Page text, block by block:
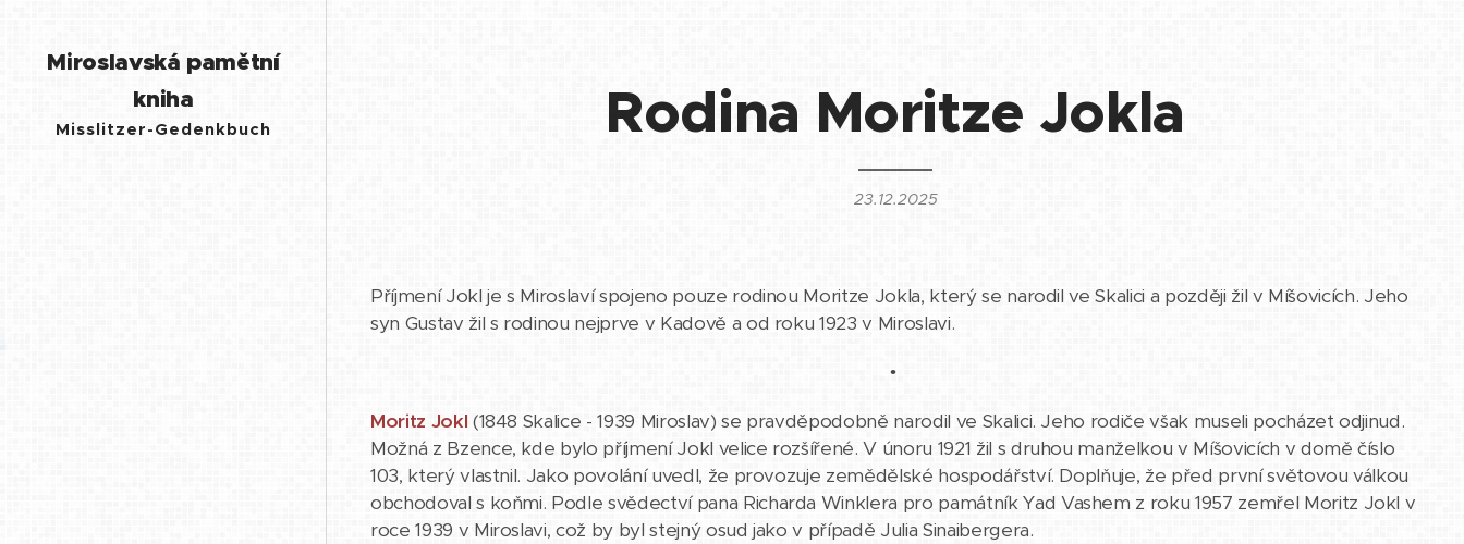
Miroslavská pamětní
kniha
Misslitzer-Gedenkbuch Rodina Moritze Jokla
23.12.2025
Příjmení Jokl je s Miroslaví spojeno pouze rodinou Moritze Jokla, který se narodil ve Skalici a později žil v Míšovicích. Jeho
syn Gustav žil s rodinou nejprve v Kadově a od roku 1923 v Miroslavi.
•
Moritz Jokl (1848 Skalice - 1939 Miroslav) se pravděpodobně narodil ve Skalici. Jeho rodiče však museli pocházet odjinud.
Možná z Bzence, kde bylo příjmení Jokl velice rozšířené. V únoru 1921 žil s druhou manželkou v Míšovicích v domě číslo
103, který vlastnil. Jako povolání uvedl, že provozuje zemědělské hospodářství. Doplňuje, že před první světovou válkou
obchodoval s koňmi. Podle svědectví pana Richarda Winklera pro památník Yad Vashem z roku 1957 zemřel Moritz Jokl v
roce 1939 v Miroslavi, což by byl stejný osud jako v případě Julia Sinaibergera.